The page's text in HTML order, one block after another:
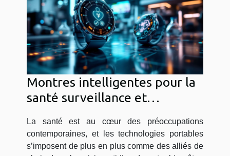
Montres intelligentes pour la
santé surveillance et
La santé est au cœur des préoccupations
contemporaines, et les technologies portables
s’imposent de plus en plus comme des alliés de